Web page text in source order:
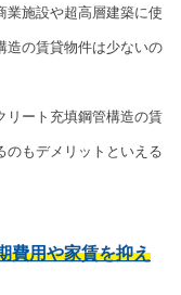
業施設や超高層建築に使
造の賃貸物件は少ないの
リート充填鋼管構造の賃
のもデメリットといえる
費用や家賃を抑え